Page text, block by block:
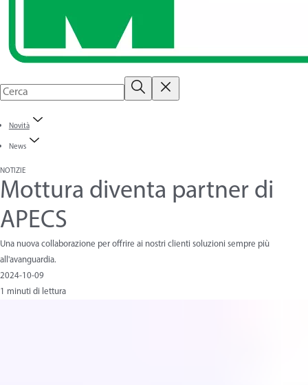
Novità
News
NOTIZIE
Mottura diventa partner di
APECS
Una nuova collaborazione per offrire ai nostri clienti soluzioni sempre più
all'avanguardia.
2024-10-09
1 minuti di lettura